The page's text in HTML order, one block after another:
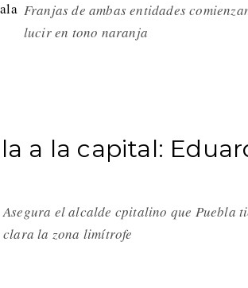
Franjas de ambas entidades
lucir en tono naranja
a la capital:
Asegura el alcalde cpitalino que Puebla
clara la zona limítrofe